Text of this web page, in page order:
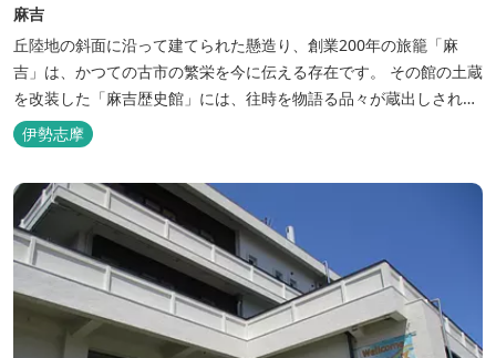
麻吉
丘陸地の斜面に沿って建てられた懸造り、創業200年の旅籠「麻
吉」は、かつての古市の繁栄を今に伝える存在です。 その館の土蔵
を改装した「麻吉歴史館」には、往時を物語る品々が蔵出しされ、
お伊勢参り華やかなりし頃へとお誘い致します。
伊勢志摩